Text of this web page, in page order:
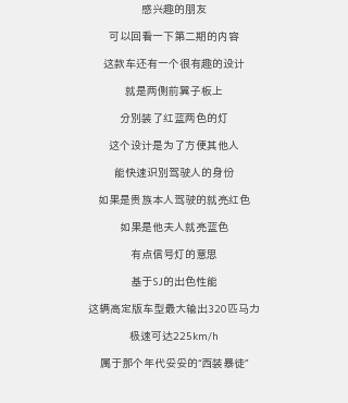
感兴趣的朋友
可以回看一下第二期的内容
这款车还有一个很有趣的设计
就是两侧前翼子板上
分别装了红蓝两色的灯
这个设计是为了方便其他人
能快速识别驾驶人的身份
如果是贵族本人驾驶的就亮红色
如果是他夫人就亮蓝色
有点信号灯的意思
基于SJ的出色性能
这辆高定版车型最大输出320匹马力
极速可达225km/h
属于那个年代妥妥的“西装暴徒”